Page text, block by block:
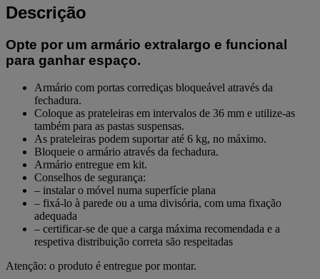
Descrição
Opte por um armário extralargo e funcional
para ganhar espaço.
Armário com portas corrediças bloqueável através da
fechadura.
Coloque as prateleiras em intervalos de 36 mm e utilize-as
também para as pastas suspensas.
As prateleiras podem suportar até 6 kg, no máximo.
Bloqueie o armário através da fechadura.
Armário entregue em kit.
Conselhos de segurança:
– instalar o móvel numa superfície plana
– fixá-lo à parede ou a uma divisória, com uma fixação
adequada
– certificar-se de que a carga máxima recomendada e a
respetiva distribuição correta são respeitadas
Atenção: o produto é entregue por montar.